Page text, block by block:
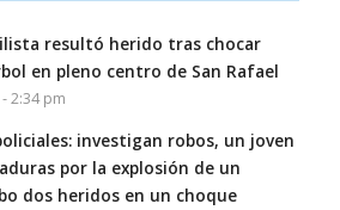
resultó herido tras chocar
en pleno centro de San Rafael
2:34 pm
investigan robos, un joven
por la explosión de un
dos heridos en un choque